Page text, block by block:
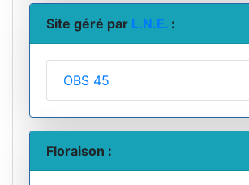
Site géré par L.N.E. :
OBS 45
Floraison :